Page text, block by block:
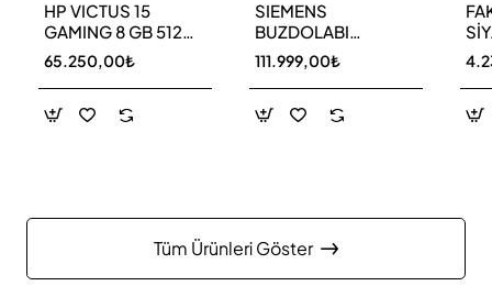
HP VICTUS 15
GAMING 8 GB 512
GB SSD LAPTOP
FA0011NT 80D33EA
65.250,00₺
SIEMENS
BUZDOLABI
KG86NCWE0N
111.999,00₺
Tüm Ürünleri Göster